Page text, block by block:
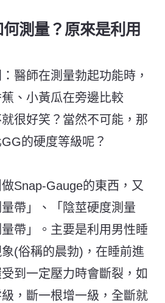
測量？原來是利用
醫師在測量勃起功能時，
、小黃瓜在旁邊比較
很好笑？當然不可能，那
的硬度等級呢？
Snap-Gauge的東西，又
帶」、「陰莖硬度測量
帶」。主要是利用男性睡
(俗稱的晨勃)，在睡前進
到一定壓力時會斷裂，如
，斷一根增一級，全斷就